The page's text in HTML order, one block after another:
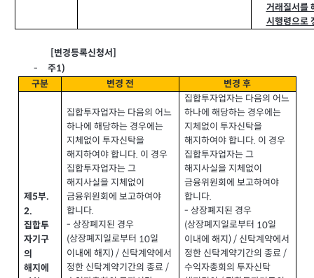
거래질서를
시행령으로
변경등록신청서
-
주1)
구분
변경 전 변경 후
제 5부.
2.
집합투
자기구
의
해지에
집합투자업자는 다음의 어느
하나에 해당하는 경우에는
지체없이 투자신탁을
해지하여야 합니다. 이 경우
집합투자업자는 그
해지사실을 지체없이
금융위원회에 보고하여야
합니다.
- 상장폐지된 경우
(상장폐지일로부터 10일
이내에 해지 ) / 신탁계약에서
정한 신탁계약기간의 종료/
집합투자업자는 다음의 어느
하나에 해당하는 경우에는
지체없이 투자신탁을
해지하여야 합니다. 이 경우
집합투자업자는 그
해지사실을 지체없이
금융위원회에 보고하여야
합니다.
- 상장폐지된 경우
(상장폐지일로부터 10일
이내에 해지 ) / 신탁계약에서
정한 신탁계약기간의 종료/
수익자총회의 투자신탁